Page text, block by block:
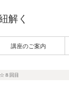
解く
講座のご案内
８回目